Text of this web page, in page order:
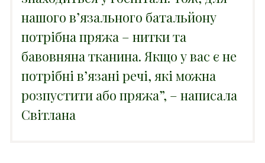
нашого в’язального батальйону
потрібна пряжа – нитки та
бавовняна тканина. Якщо у вас є не
потрібні в’язані речі, які можна
розпустити або пряжа”, – написала
Світлана